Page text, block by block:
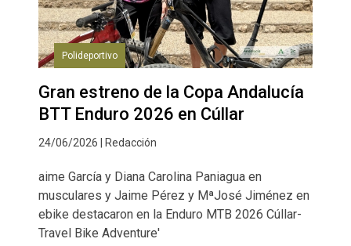
Polideportivo
Gran estreno de la Copa Andalucía
BTT Enduro 2026 en Cúllar
24/06/2026 | Redacción
aime García y Diana Carolina Paniagua en
musculares y Jaime Pérez y MªJosé Jiménez en
ebike destacaron en la Enduro MTB 2026 Cúllar-
Travel Bike Adventure'